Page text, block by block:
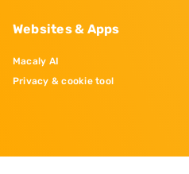
Websites & Apps
Macaly AI
Privacy & cookie tool